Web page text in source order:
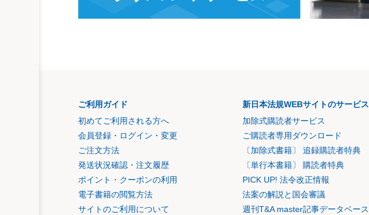
ご利用ガイド
初めてご利用される方へ
会員登録・ログイン・変更
ご注文方法
発送状況確認・注文履歴
ポイント・クーポンの利用
電子書籍の閲覧方法
サイトのご利用について
新日本法規WEBサイトのサービス
加除式購読者サービス
ご購読者専用ダウンロード
〔加除式書籍〕 追録購読者特典
〔単行本書籍〕 購読者特典
PICK UP! 法令改正情報
法案の解説と国会審議
週刊T&A master記事データベース